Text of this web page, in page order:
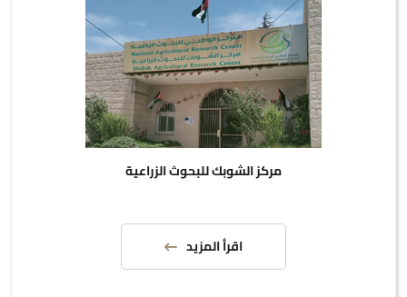
مركز الشوبك للبحوث الزراعية
اقرأ المزيد